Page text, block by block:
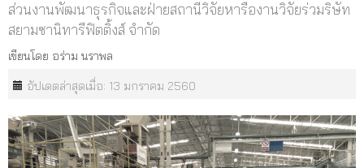
ส่วนงานพัฒนาธุรกิจและฝ่ายสถานีวิจัยหารืองานวิจัยร่วมริษัท
สยามซานิทารีฟิตติ้งส์ จำกัด
เขียนโดย อร่าม นราพล
อัปเดตล่าสุดเมื่อ: 13 มกราคม 2560